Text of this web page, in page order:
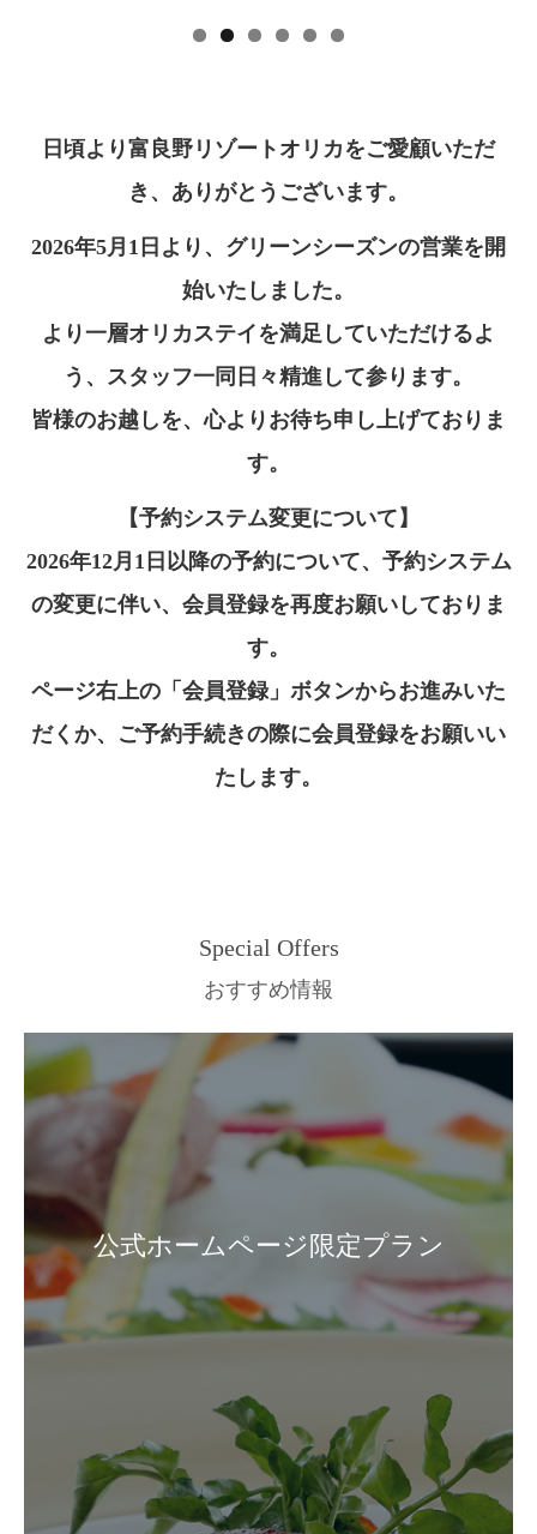
日頃より富良野リゾートオリカをご愛顧いただ
き、ありがとうございます。
2026年5月1日より、グリーンシーズンの営業を開
始いたしました。
より一層オリカステイを満足していただけるよ
う、スタッフ一同日々精進して参ります。
皆様のお越しを、心よりお待ち申し上げておりま
す。
【予約システム変更について】
2026年12月1日以降の予約について、予約システム
の変更に伴い、会員登録を再度お願いしておりま
す。
ページ右上の「会員登録」ボタンからお進みいた
だくか、ご予約手続きの際に会員登録をお願いい
たします。
Special Offers
おすすめ情報
公式ホームページ限定プラン